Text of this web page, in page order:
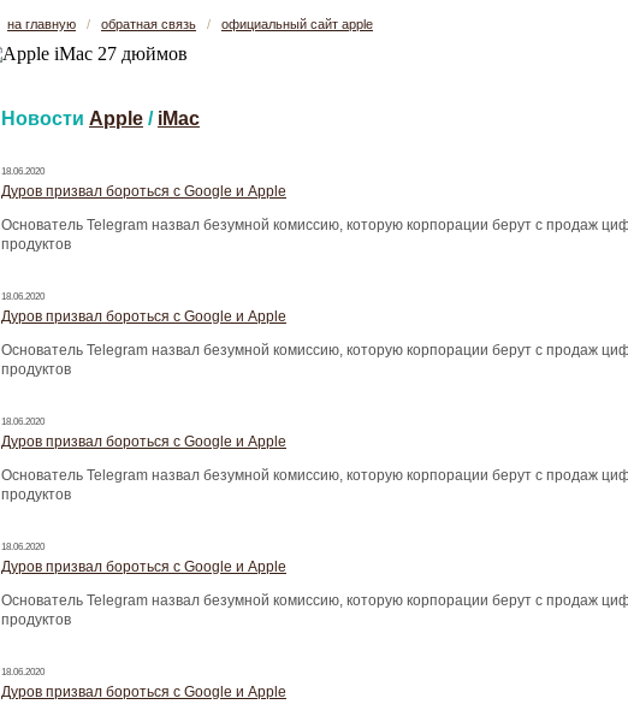
на главную / обратная связь / официальный сайт apple
Новости Apple / iMac
18.06.2020
Дуров призвал бороться с Google и Apple
Основатель Telegram назвал безумной комиссию, которую корпорации берут с продаж
продуктов
18.06.2020
Дуров призвал бороться с Google и Apple
Основатель Telegram назвал безумной комиссию, которую корпорации берут с продаж
продуктов
18.06.2020
Дуров призвал бороться с Google и Apple
Основатель Telegram назвал безумной комиссию, которую корпорации берут с продаж
продуктов
18.06.2020
Дуров призвал бороться с Google и Apple
Основатель Telegram назвал безумной комиссию, которую корпорации берут с продаж
продуктов
18.06.2020
Дуров призвал бороться с Google и Apple